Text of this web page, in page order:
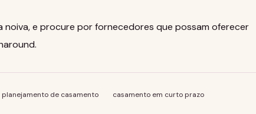
noiva, e procure por fornecedores que possam oferecer
planejamento de casamento
casamento em curto prazo